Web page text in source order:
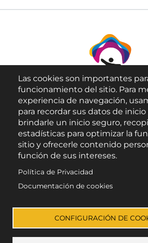
Aviso Legal
Política de
Accesibilidad
Las cookies son importantes
funcionamiento del sitio. Para
experiencia de navegación,
para recordar sus datos de
brindarle un inicio seguro,
estadísticas para optimizar la
sitio y ofrecerle contenido
función de sus intereses.
Política de Privacidad
Documentación de cookies
CONFIGURACIÓN DE